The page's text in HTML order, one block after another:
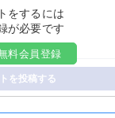
をするには
が必要です
料会員登録
を投稿する